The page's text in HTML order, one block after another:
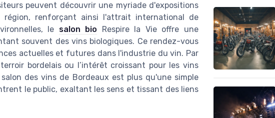
peuvent découvrir une myriade d'expositions
renforçant ainsi l'attrait international de
le salon bio Respire la Vie offre une
souvent des vins biologiques. Ce rendez-vous
actuelles et futures dans l'industrie du vin. Par
bordelais ou l’intérêt croissant pour les vins
des vins de Bordeaux est plus qu'une simple
le public, exaltant les sens et tissant des liens